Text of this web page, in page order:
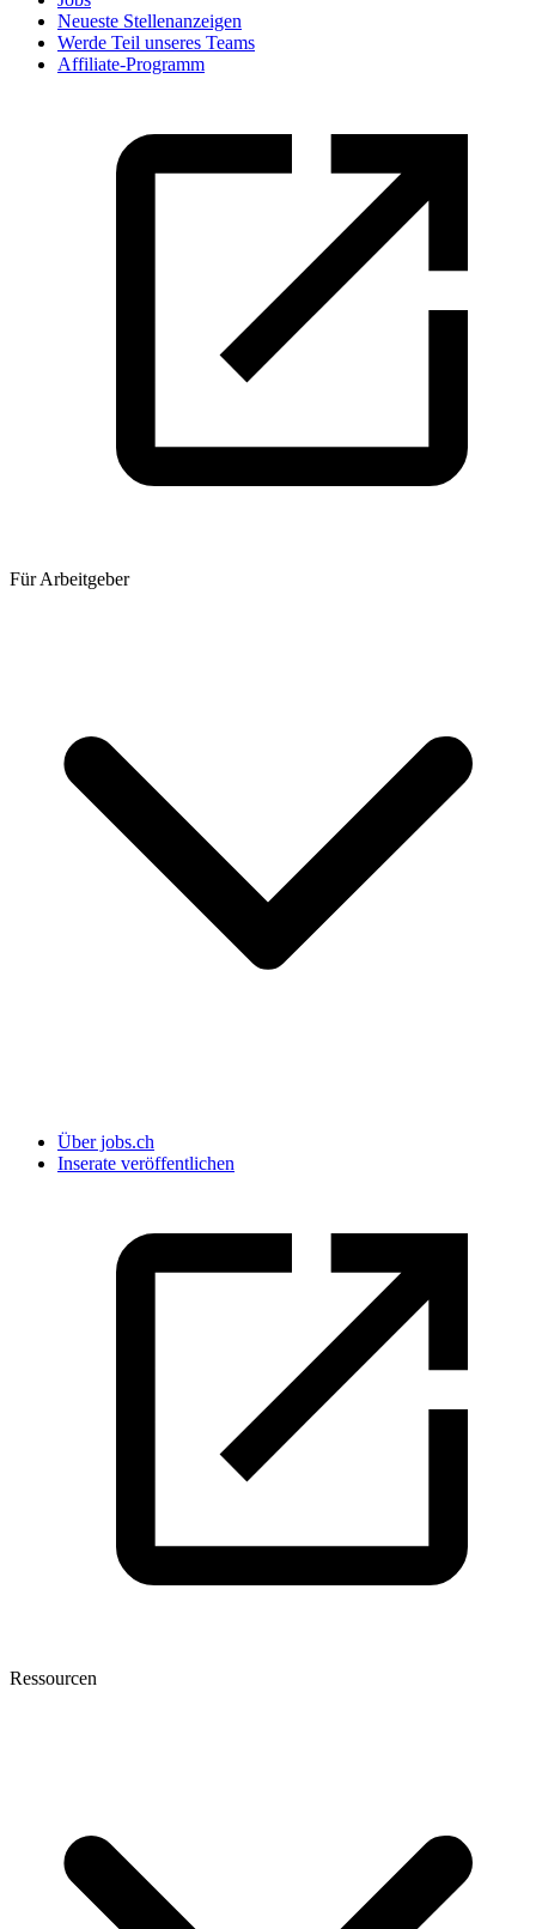
Neueste Stellenanzeigen
Werde Teil unseres Teams
Affiliate-Programm
Für Arbeitgeber
Über jobs.ch
Inserate veröffentlichen
Ressourcen